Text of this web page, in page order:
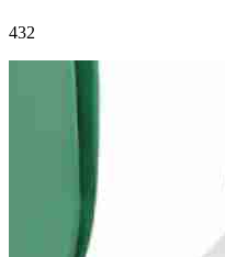
432